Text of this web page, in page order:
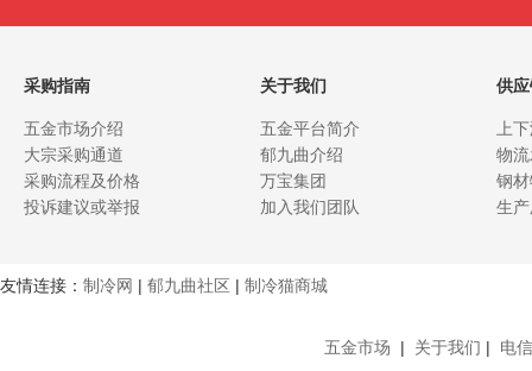
采购指南
五金市场介绍
大宗采购通道
采购流程及价格
投诉建议或举报
关于我们
五金平台简介
郁九曲介绍
万宝集团
加入我们团队
供
上
物
钢
生
友情连接： 制冷网 | 郁九曲社区 | 制冷猫商城
五金市场 | 关于我们 | 电